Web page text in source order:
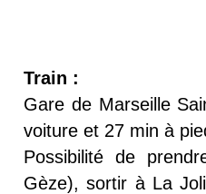
Train :
Gare de Marseille
voiture et 27 min à
Possibilité de
Gèze), sortir à La